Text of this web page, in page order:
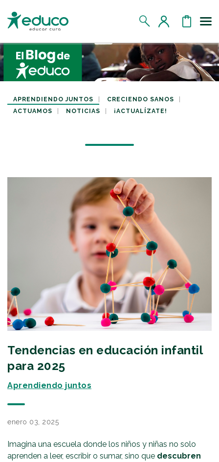
MIS DATOS
MIS APADRINADOS
MIS RETOS SOLIDARIOS
CERRAR SESIÓN
APRENDIENDO JUNTOS
CRECIENDO SANOS
ACTUAMOS
NOTICIAS ¡ACTUALÍZATE!
Tendencias en educación infantil
para 2025
Aprendiendo juntos
enero 03, 2025
Imagina una escuela donde los niños y niñas no solo
aprenden a leer, escribir o sumar, sino que descubren